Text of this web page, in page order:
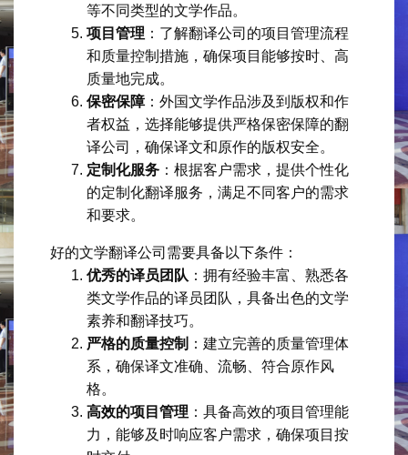
等不同类型的文学作品。
项目管理 ：了解翻译公司的项目管理流程
和质量控制措施，确保项目能够按时、高
质量地完成。
保密保障：外国文学作品涉及到版权和作
者权益，选择能够提供严格保密保障的翻
译公司，确保译文和原作的版权安全。
定制化服务 ：根据客户需求，提供个性化
的定制化翻译服务，满足不同客户的需求
和要求。
好的文学翻译公司需要具备以下条件：
优秀的译员团队 ：拥有经验丰富、熟悉各
类文学作品的译员团队，具备出色的文学
素养和翻译技巧。
严格的质量控制 ：建立完善的质量管理体
系，确保译文准确、流畅、符合原作风
格。
高效的项目管理 ：具备高效的项目管理能
力，能够及时响应客户需求，确保项目按